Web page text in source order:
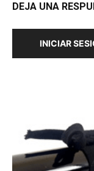
DEJA UNA
INICIAR